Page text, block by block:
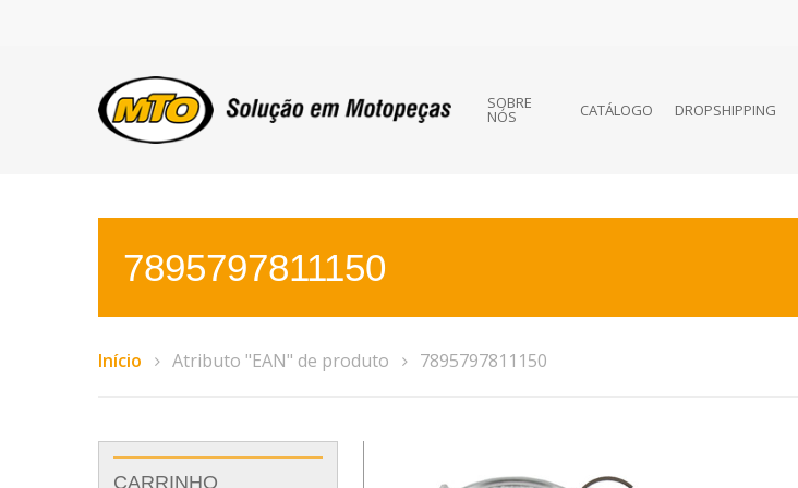
SOBRE
NÓS CATÁLOGO DROPSHIPPING
7895797811150
Início Atributo "EAN" de produto 7895797811150
CARRINHO